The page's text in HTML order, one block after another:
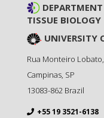
TISSUE BIOLOGY
UNIVERSITY
Rua Monteiro
Campinas, SP
13083-862 Brazil
+55 19 3521-6138